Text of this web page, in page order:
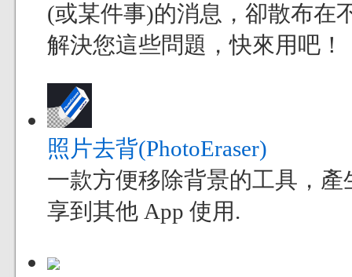
(或某件事)的消息，卻散布在
解決您這些問題，快來用吧！
照片去背(PhotoEraser)
一款方便移除背景的工具，
享到其他 App 使用.